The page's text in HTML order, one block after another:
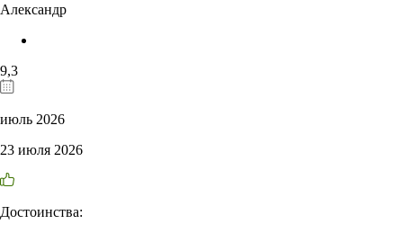
Александр
9,3
июль 2026
23 июля 2026
Достоинства: